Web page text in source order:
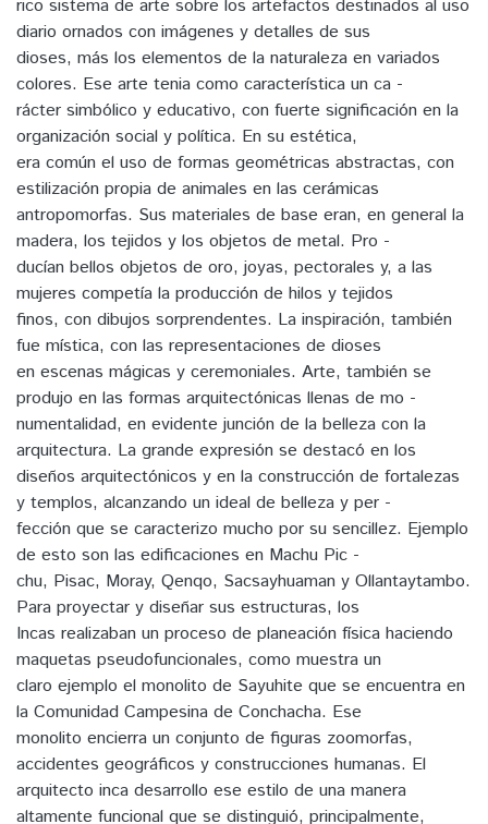
rico sistema de arte sobre los artefactos destinados al uso
diario ornados con imágenes y detalles de sus
dioses, más los elementos de la naturaleza en variados
colores. Ese arte tenia como característica un ca -
rácter simbólico y educativo, con fuerte significación en la
organización social y política. En su estética,
era común el uso de formas geométricas abstractas, con
estilización propia de animales en las cerámicas
antropomorfas. Sus materiales de base eran, en general la
madera, los tejidos y los objetos de metal. Pro -
ducían bellos objetos de oro, joyas, pectorales y, a las
mujeres competía la producción de hilos y tejidos
finos, con dibujos sorprendentes. La inspiración, también
fue mística, con las representaciones de dioses
en escenas mágicas y ceremoniales. Arte, también se
produjo en las formas arquitectónicas llenas de mo -
numentalidad, en evidente junción de la belleza con la
arquitectura. La grande expresión se destacó en los
diseños arquitectónicos y en la construcción de fortalezas
y templos, alcanzando un ideal de belleza y per -
fección que se caracterizo mucho por su sencillez. Ejemplo
de esto son las edificaciones en Machu Pic -
chu, Pisac, Moray, Qenqo, Sacsayhuaman y Ollantaytambo.
Para proyectar y diseñar sus estructuras, los
Incas realizaban un proceso de planeación física haciendo
maquetas pseudofuncionales, como muestra un
claro ejemplo el monolito de Sayuhite que se encuentra en
la Comunidad Campesina de Conchacha. Ese
monolito encierra un conjunto de figuras zoomorfas,
accidentes geográficos y construcciones humanas. El
arquitecto inca desarrollo ese estilo de una manera
altamente funcional que se distinguió, principalmente,